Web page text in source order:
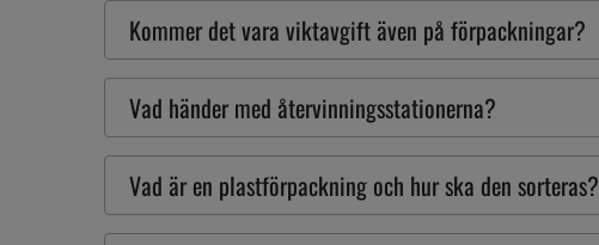
Kommer det vara viktavgift även på förpackningar?
Vad händer med återvinningsstationerna?
Vad är en plastförpackning och hur ska den sorteras?